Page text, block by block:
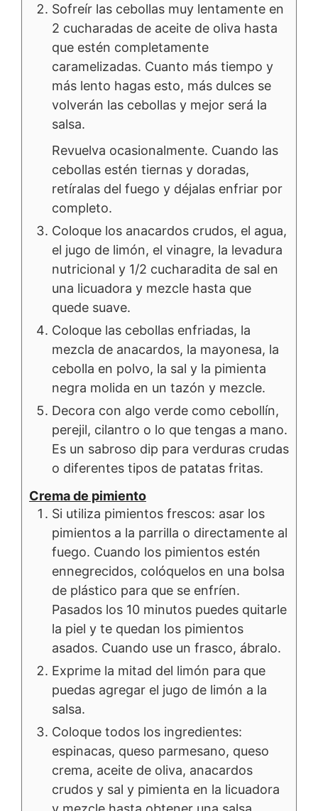
Sofreír las cebollas muy lentamente en
2 cucharadas de aceite de oliva hasta
que estén completamente
caramelizadas. Cuanto más tiempo y
más lento hagas esto, más dulces se
volverán las cebollas y mejor será la
salsa.
Revuelva ocasionalmente. Cuando las
cebollas estén tiernas y doradas,
retíralas del fuego y déjalas enfriar por
completo.
Coloque los anacardos crudos, el agua,
el jugo de limón, el vinagre, la levadura
nutricional y 1/2 cucharadita de sal en
una licuadora y mezcle hasta que
quede suave.
Coloque las cebollas enfriadas, la
mezcla de anacardos, la mayonesa, la
cebolla en polvo, la sal y la pimienta
negra molida en un tazón y mezcle.
Decora con algo verde como cebollín,
perejil, cilantro o lo que tengas a mano.
Es un sabroso dip para verduras crudas
o diferentes tipos de patatas fritas.
Crema de pimiento
Si utiliza pimientos frescos: asar los
pimientos a la parrilla o directamente al
fuego. Cuando los pimientos estén
ennegrecidos, colóquelos en una bolsa
de plástico para que se enfríen.
Pasados los 10 minutos puedes quitarle
la piel y te quedan los pimientos
asados. Cuando use un frasco, ábralo.
Exprime la mitad del limón para que
puedas agregar el jugo de limón a la
salsa.
Coloque todos los ingredientes:
espinacas, queso parmesano, queso
crema, aceite de oliva, anacardos
crudos y sal y pimienta en la licuadora